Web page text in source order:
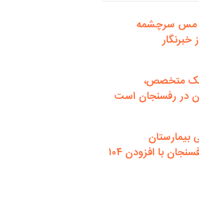
مس سرچشمه
متخصص،
در رفسنجان است
بیمارستان
علی‌بن‌ابی‌طالب(ع) رفسنجان با افزودن ۱۰۴